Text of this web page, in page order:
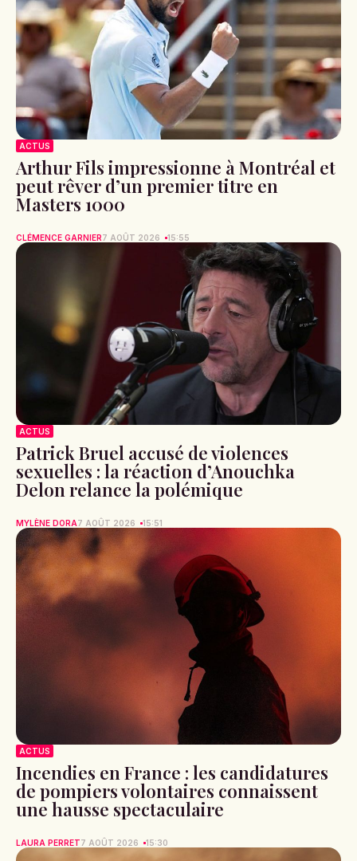
ACTUS
Arthur Fils impressionne à Montréal et
peut rêver d’un premier titre en
Masters 1000
CLÉMENCE GARNIER7 AOÛT 2026 15:55
ACTUS
Patrick Bruel accusé de violences
sexuelles : la réaction d’Anouchka
Delon relance la polémique
MYLÈNE DORA7 AOÛT 2026 15:51
ACTUS
Incendies en France : les candidatures
de pompiers volontaires connaissent
une hausse spectaculaire
LAURA PERRET7 AOÛT 2026 15:30